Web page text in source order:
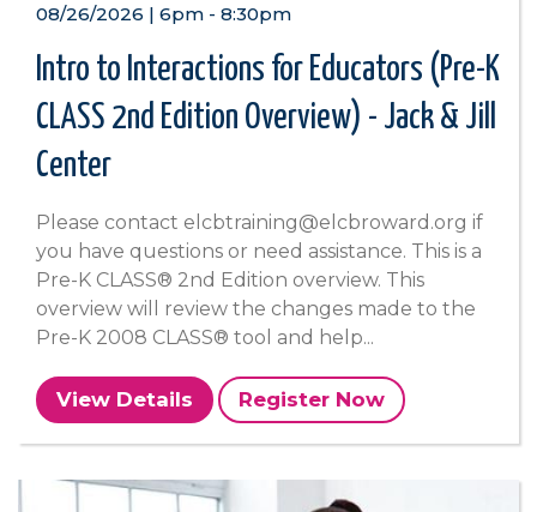
08/26/2026 | 6pm - 8:30pm
Intro to Interactions for Educators (Pre-K
CLASS 2nd Edition Overview) - Jack & Jill
Center
Please contact elcbtraining@elcbroward.org if
you have questions or need assistance. This is a
Pre-K CLASS® 2nd Edition overview. This
overview will review the changes made to the
Pre-K 2008 CLASS® tool and help...
View Details Register Now